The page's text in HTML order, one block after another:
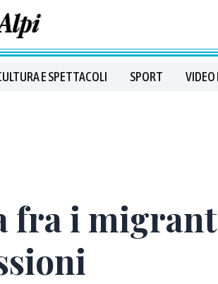
E SPETTACOLI SPORT VIDEO
fra i